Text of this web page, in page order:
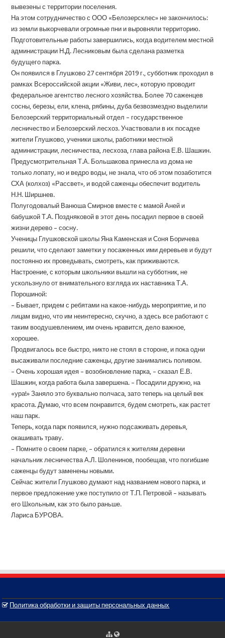
вывезены с территории поселения.
На этом сотрудничество с ООО «Белозерсклес» не закончилось:
из земли выкорчевали огромные пни и выровняли территорию.
Подготовительные работы завершились, когда водителем местной
администрации Н.Д. Лесниковым была сделана разметка
будущего парка.
Он появился в Глушково 27 сентября 2019 г., субботник проходил в
рамках Всероссийской акции «Живи, лес», которую проводит
федеральное агентство лесного хозяйства. Более 70 саженцев
сосны, березы, ели, клена, рябины, дуба безвозмездно выделили
Белозерский территориальный отдел – государственное
лесничество и Белозерский лесхоз. Участвовали в их посадке
жители Глушково, ученики школы, работники местной
администрации, лесничества, лесхоза, глава района Е.В. Шашкин.
Предусмотрительная Т.А. Большакова принесла из дома не
только лопату, но и ведро воды, не знала, что об этом позаботится
СХА (колхоз) «Рассвет», и водой саженцы обеспечит водитель
Н.Н. Ширшнев.
Полугодовалый Ванюша Смирнов вместе с мамой Аней и
бабушкой Т.А. Поздняковой в этот день посадил первое в своей
жизни дерево – сосну.
Ученицы Глушковской школы Яна Каменская и Соня Боричева
решили, что сделают заметки у посаженных ими деревьев и будут
постоянно их проведывать, смотреть, как приживаются.
Настроение, с которым школьники вышли на субботник, не
ускользнуло от внимательного взгляда их наставника Т.А.
Порошиной:
– Бывает, придем с ребятами на какое-нибудь мероприятие, и по
лицам видно, что им неинтересно, скучно, а здесь все работают с
таким воодушевлением, им очень нравится, дело важное,
хорошее.
Продвигалось все быстро, никто не стоял в стороне, и пока одни
высаживали последние саженцы, другие занимались поливом.
– Очень хорошая идея – возобновление парка, – сказал Е.В.
Шашкин, когда работа была завершена. – Посадили дружно, на
«ура!» Заняло это буквально полчаса, зато теперь на целый век
красота. Думаю, что всем понравится, будем смотреть, как растет
наш парк.
Теперь, когда парк появился, нужно подсаживать деревья,
окашивать траву.
– Помните о своем парке, – обратился к жителям деревни
начальник лесничества А.Л. Шоленинов, пообещав, что погибшие
саженцы будут заменены новыми.
Сейчас жители Глушково думают над названием нового парка, и
первое предложение уже поступило от Т.П. Петровой – называть
его Школьным, как это было раньше.
Лариса БУРОВА.
Политика обработки и защиты персональных данных